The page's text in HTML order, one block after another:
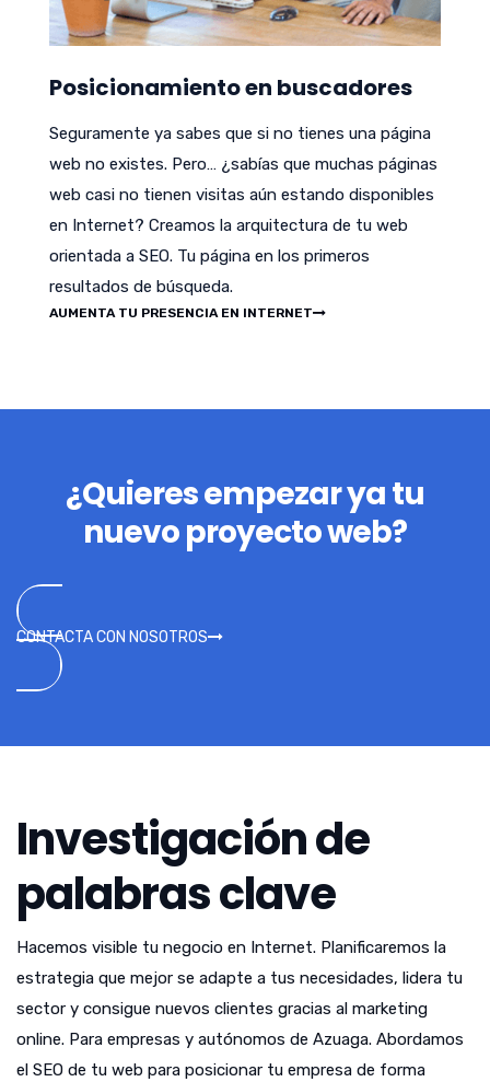
Posicionamiento en buscadores
Seguramente ya sabes que si no tienes una página
web no existes. Pero… ¿sabías que muchas páginas
web casi no tienen visitas aún estando disponibles
en Internet? Creamos la arquitectura de tu web
orientada a SEO. Tu página en los primeros
resultados de búsqueda.
AUMENTA TU PRESENCIA EN INTERNET
¿Quieres empezar ya tu
nuevo proyecto web?
CONTACTA CON NOSOTROS
Investigación de
palabras clave
Hacemos visible tu negocio en Internet. Planificaremos la
estrategia que mejor se adapte a tus necesidades, lidera tu
sector y consigue nuevos clientes gracias al marketing
online. Para empresas y autónomos de Azuaga. Abordamos
el SEO de tu web para posicionar tu empresa de forma